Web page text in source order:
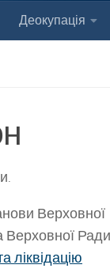
Деокупація
Верховної
Верховної Ради
ліквідацію